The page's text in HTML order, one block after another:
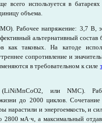
всего используется в
объема.
Рабочее напряжение: 3,7 В,
альтернативный состав
как таковых. На катоде
сопротивление и
в требовательном к силе
или NMC).
до 2000 циклов. Сочетание
нарастили и энергоемкость, и
2800 мА·ч, а максимальный